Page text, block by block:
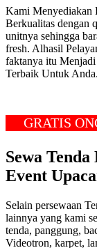
Kami Menyediakan
Berkualitas dengan
unitnya sehingga
fresh. Alhasil
faktanya itu
Terbaik Untuk Anda.
Sewa
Event
Selain persewaan
lainnya yang kami
tenda, panggung,
Videotron, karpet,